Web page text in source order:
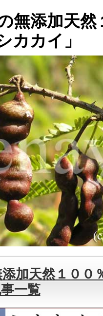
無添加天然
カカイ」
加天然１００
一覧